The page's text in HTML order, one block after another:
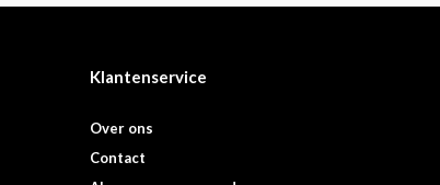
Klantenservice
Over ons
Contact